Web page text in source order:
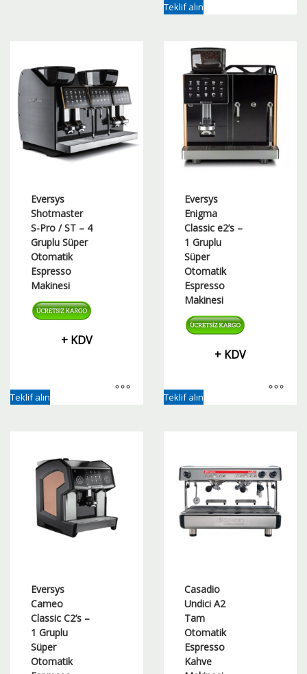
var.
Seçenekler
sayfasından
seçilebilir
Teklif alın
Eversys
Shotmaster
S-Pro / ST – 4
Gruplu Süper
Otomatik
Espresso
Makinesi
+ KDV
Teklif alın
Eversys
Enigma
Classic e2’s –
1 Gruplu
Süper
Otomatik
Espresso
Makinesi
+ KDV
Teklif alın
Eversys
Cameo
Classic C2’s –
1 Gruplu
Süper
Otomatik
Casadio
Undici A2
Tam
Otomatik
Espresso
Kahve